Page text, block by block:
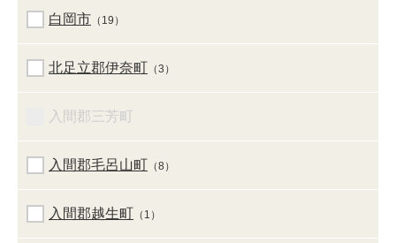
白岡市 （19）
北足立郡伊奈町 （3）
入間郡三芳町
入間郡毛呂山町 （8）
入間郡越生町 （1）